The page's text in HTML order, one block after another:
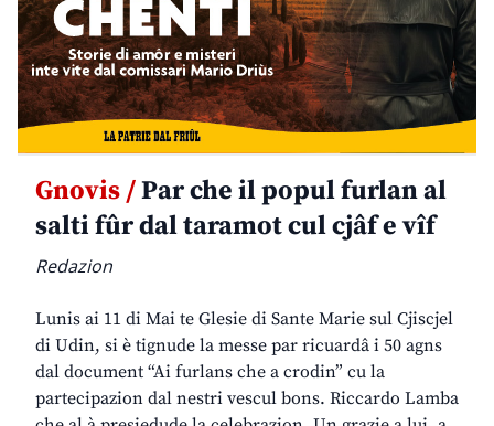
Gnovis /Par che il popul furlan al
salti fûr dal taramot cul cjâf e vîf
Redazion
Lunis ai 11 di Mai te Glesie di Sante Marie sul Cjiscjel
di Udin, si è tignude la messe par ricuardâ i 50 agns
dal document “Ai furlans che a crodin” cu la
partecipazion dal nestri vescul bons. Riccardo Lamba